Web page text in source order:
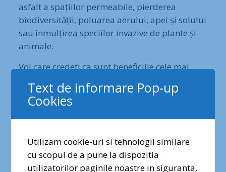
asfalt a spațiilor permeabile, pierderea
biodiversității, poluarea aerului, apei și solului
sau înmulțirea speciilor invazive de plante și
animale.
Voi care credeti ca sunt beneficiile cele mai
oferă orașului?
Viață a Orașului” este derulat cu sprijinul
financiar al Active Citizens Fund – Romania
Text de informare Pop-up
Cookies
Utilizam cookie-uri si tehnologii similare
cu scopul de a pune la dispozitia
utilizatorilor paginile noastre in siguranta,